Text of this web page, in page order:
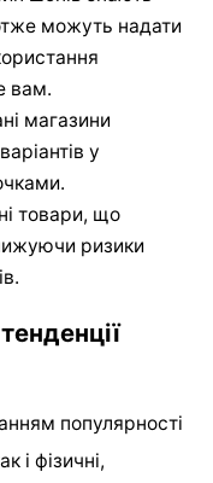
можуть надати
вам.
магазини
у
товари, що
ризики
популярності
і фізичні,